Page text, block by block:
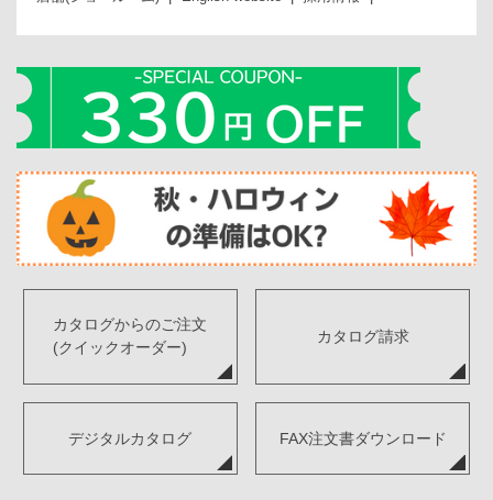
カタログからのご注文
(クイックオーダー)
カタログ請求
デジタルカタログ FAX注文書ダウンロード